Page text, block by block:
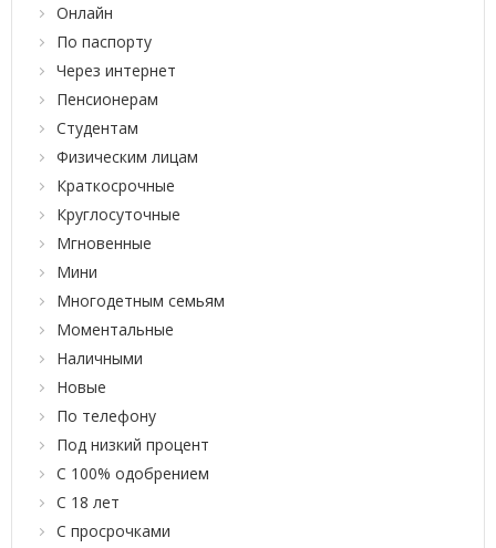
Онлайн
По паспорту
Через интернет
Пенсионерам
Студентам
Физическим лицам
Краткосрочные
Круглосуточные
Мгновенные
Мини
Многодетным семьям
Моментальные
Наличными
Новые
По телефону
Под низкий процент
С 100% одобрением
С 18 лет
С просрочками